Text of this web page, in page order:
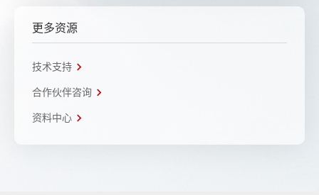
更多资源
技术支持
合作伙伴咨询
资料中心